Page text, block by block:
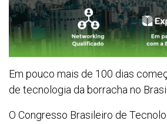
Em pouco mais de 100 dias
de tecnologia da borracha no Brasil.
O Congresso Brasileiro de